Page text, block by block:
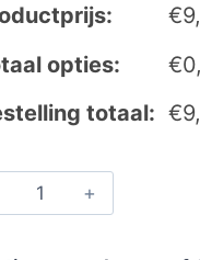
€
opties:
€
totaal: €